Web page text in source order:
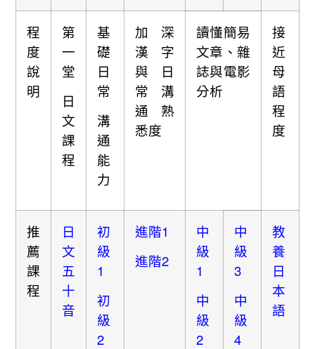
程
度
說
明
第
一
堂
日
文
課
程
基
礎
日
常
溝
通
能
力
加深
漢字
與日
常溝
通熟
悉度
讀懂簡易
文章、雜
誌與電影
分析
接
近
母
語
程
度
推
薦
課
程
日
文
五
十
音
初
級
1
初
級
2
進階1
進階2
中
級
1
中
級
2
中
級
3
中
級
4
教
養
日
本
語